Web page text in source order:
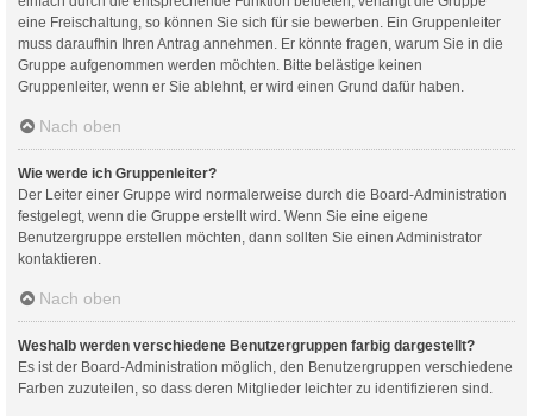
eine Freischaltung, so können Sie sich für sie bewerben. Ein Gruppenleiter
muss daraufhin Ihren Antrag annehmen. Er könnte fragen, warum Sie in die
Gruppe aufgenommen werden möchten. Bitte belästige keinen
Gruppenleiter, wenn er Sie ablehnt, er wird einen Grund dafür haben.
Nach oben
Wie werde ich Gruppenleiter?
Der Leiter einer Gruppe wird normalerweise durch die Board-Administration
festgelegt, wenn die Gruppe erstellt wird. Wenn Sie eine eigene
Benutzergruppe erstellen möchten, dann sollten Sie einen Administrator
kontaktieren.
Nach oben
Weshalb werden verschiedene Benutzergruppen farbig dargestellt?
Es ist der Board-Administration möglich, den Benutzergruppen verschiedene
Farben zuzuteilen, so dass deren Mitglieder leichter zu identifizieren sind.